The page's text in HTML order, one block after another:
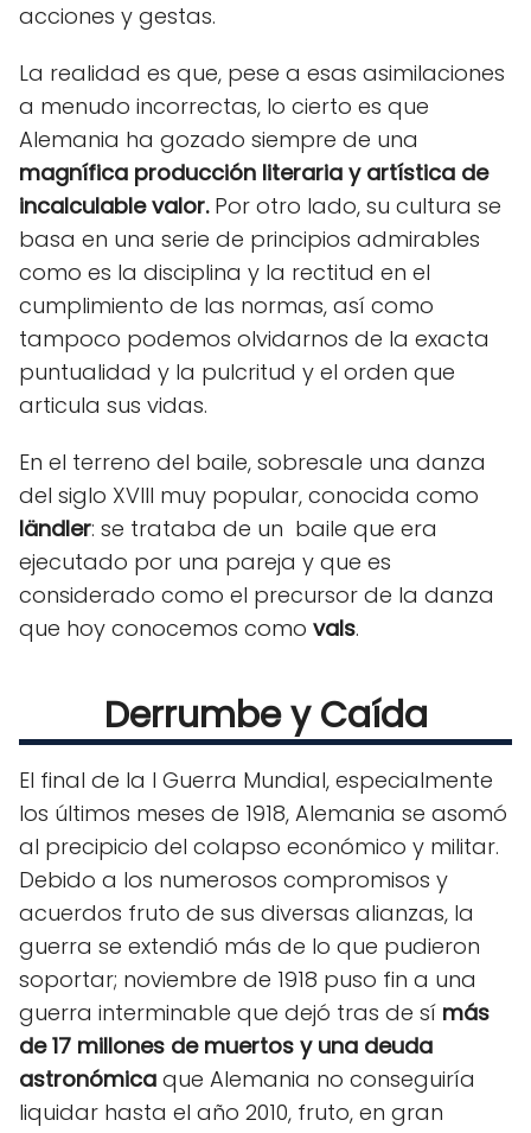
acciones y gestas.
La realidad es que, pese a esas asimilaciones
a menudo incorrectas, lo cierto es que
Alemania ha gozado siempre de una
magnífica producción literaria y artística de
incalculable valor.Por otro lado, su cultura se
basa en una serie de principios admirables
como es la disciplina y la rectitud en el
cumplimiento de las normas, así como
tampoco podemos olvidarnos de la exacta
puntualidad y la pulcritud y el orden que
articula sus vidas.
En el terreno del baile, sobresale una danza
del siglo XVIII muy popular, conocida como
ländler: se trataba de un baile que era
ejecutado por una pareja y que es
considerado como el precursor de la danza
que hoy conocemos como vals.
Derrumbe y Caída
El final de la I Guerra Mundial, especialmente
los últimos meses de 1918, Alemania se asomó
al precipicio del colapso económico y militar.
Debido a los numerosos compromisos y
acuerdos fruto de sus diversas alianzas, la
guerra se extendió más de lo que pudieron
soportar; noviembre de 1918 puso fin a una
guerra interminable que dejó tras de sí más
de 17 millones de muertos y una deuda
astronómica que Alemania no conseguiría
liquidar hasta el año 2010, fruto, en gran